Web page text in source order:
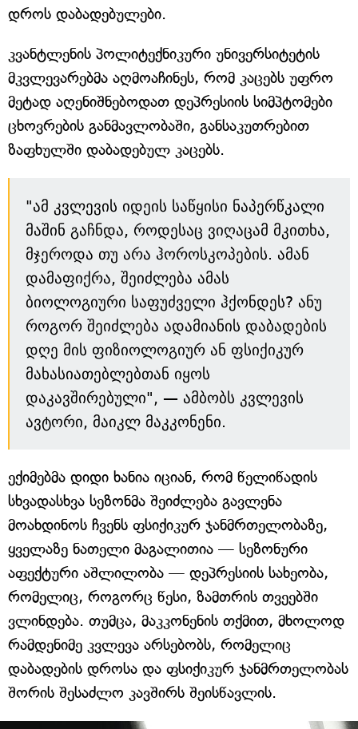
დროს დაბადებულები.
კვანტლენის პოლიტექნიკური უნივერსიტეტის
მკვლევარებმა აღმოაჩინეს, რომ კაცებს უფრო
მეტად აღენიშნებოდათ დეპრესიის სიმპტომები
ცხოვრების განმავლობაში, განსაკუთრებით
ზაფხულში დაბადებულ კაცებს.
"ამ კვლევის იდეის საწყისი ნაპერწკალი
მაშინ გაჩნდა, როდესაც ვიღაცამ მკითხა,
მჯეროდა თუ არა ჰოროსკოპების. ამან
დამაფიქრა, შეიძლება ამას
ბიოლოგიური საფუძველი ჰქონდეს? ანუ
როგორ შეიძლება ადამიანის დაბადების
დღე მის ფიზიოლოგიურ ან ფსიქიკურ
მახასიათებლებთან იყოს
დაკავშირებული", — ამბობს კვლევის
ავტორი, მაიკლ მაკკონენი.
ექიმებმა დიდი ხანია იციან, რომ წელიწადის
სხვადასხვა სეზონმა შეიძლება გავლენა
მოახდინოს ჩვენს ფსიქიკურ ჯანმრთელობაზე,
ყველაზე ნათელი მაგალითია — სეზონური
აფექტური აშლილობა — დეპრესიის სახეობა,
რომელიც, როგორც წესი, ზამთრის თვეებში
ვლინდება. თუმცა, მაკკონენის თქმით, მხოლოდ
რამდენიმე კვლევა არსებობს, რომელიც
დაბადების დროსა და ფსიქიკურ ჯანმრთელობას
შორის შესაძლო კავშირს შეისწავლის.